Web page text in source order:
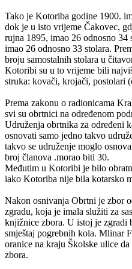
Tako je Kotoriba godine 1900.
dok je u isto vrijeme Čakovec,
rujna 1895, imao 26 odnosno 34
imao 26 odnosno 33 stolara.
broju samostalnih stolara u
Kotoribi su u to vrijeme bili
struka: kovači, krojači, postolari
Prema zakonu o radionicama
svi su obrtnici na određenom
Udruženja obrtnika za određeni
osnovati samo jedno takvo
takvo se udruženje moglo
broj članova .morao biti 30.
Međutim u Kotoribi je bilo
iako Kotoriba nije bila kotarsko
Nakon osnivanja Obrtni je zbor
zgradu, koja je imala služiti za
knjižnice zbora. U istoj je zgradi
smještaj pogrebnih kola. Mlinar
oranice na kraju Školske ulice
zbora.